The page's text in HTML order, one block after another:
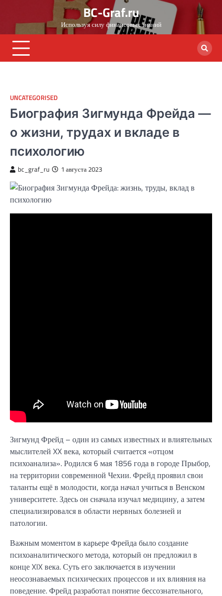
content
BC-Graf.ru
Используя силу финансовых знаний
UNCATEGORISED
Биография Зигмунда Фрейда —
о жизни, трудах и вкладе в
психологию
bc_graf_ru 1 августа 2023
Зигмунд Фрейд – один из самых известных и влиятельных
мыслителей XX века, который считается «отцом
психоанализа». Родился 6 мая 1856 года в городе Прыбор,
на территории современной Чехии. Фрейд проявил свои
таланты ещё в молодости, когда начал учиться в Венском
университете. Здесь он сначала изучал медицину, а затем
специализировался в области нервных болезней и
патологии.
Важным моментом в карьере Фрейда было создание
психоаналитического метода, который он предложил в
конце XIX века. Суть его заключается в изучении
неосознаваемых психических процессов и их влияния на
поведение. Фрейд разработал понятие бессознательного,